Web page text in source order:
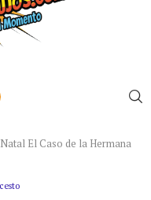
El Caso de la Hermana